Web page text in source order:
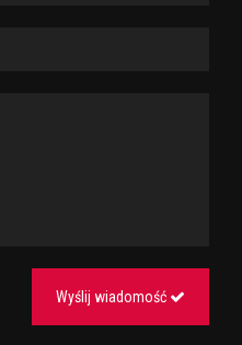
Wyślij wiadomość